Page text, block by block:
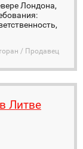
Лондона,
/ Продавец
Литве